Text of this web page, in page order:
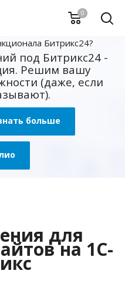
0
Битрикс24?
под Битрикс24 -
Решим вашу
(даже, если
больше
для
на 1С-